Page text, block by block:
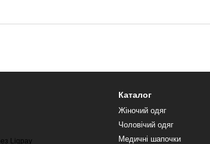
Каталог
Жіночий одяг
Чоловічий одяг
Медичні шапочки